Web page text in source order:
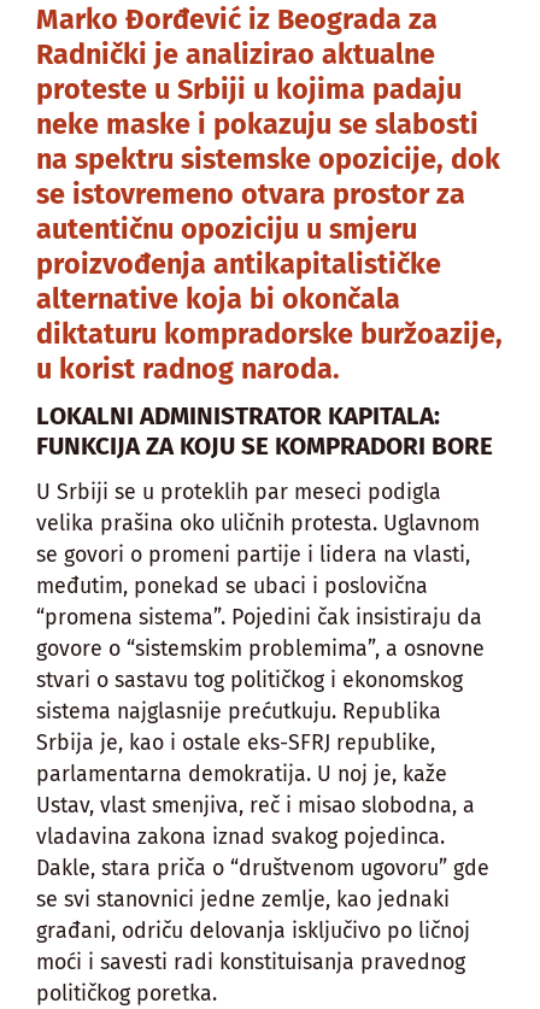
Marko Đorđević iz Beograda za
Radnički je analizirao aktualne
proteste u Srbiji u kojima padaju
neke maske i pokazuju se slabosti
na spektru sistemske opozicije, dok
se istovremeno otvara prostor za
autentičnu opoziciju u smjeru
proizvođenja antikapitalističke
alternative koja bi okončala
diktaturu kompradorske buržoazije,
u korist radnog naroda.
LOKALNI ADMINISTRATOR KAPITALA:
FUNKCIJA ZA KOJU SE KOMPRADORI BORE
U Srbiji se u proteklih par meseci podigla
velika prašina oko uličnih protesta. Uglavnom
se govori o promeni partije i lidera na vlasti,
međutim, ponekad se ubaci i poslovična
“promena sistema”. Pojedini čak insistiraju da
govore o “sistemskim problemima”, a osnovne
stvari o sastavu tog političkog i ekonomskog
sistema najglasnije prećutkuju. Republika
Srbija je, kao i ostale eks-SFRJ republike,
parlamentarna demokratija. U noj je, kaže
Ustav, vlast smenjiva, reč i misao slobodna, a
vladavina zakona iznad svakog pojedinca.
Dakle, stara priča o “društvenom ugovoru” gde
se svi stanovnici jedne zemlje, kao jednaki
građani, odriču delovanja isključivo po ličnoj
moći i savesti radi konstituisanja pravednog
političkog poretka.